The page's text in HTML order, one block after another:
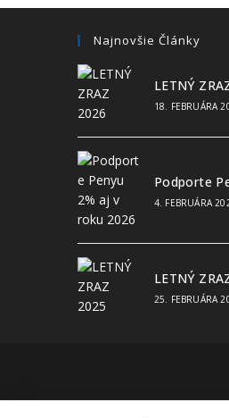
Najnovšie Články
LETNÝ
18. FEBRUÁRA
Podporte
4. FEBRUÁRA
LETNÝ
25. FEBRUÁRA